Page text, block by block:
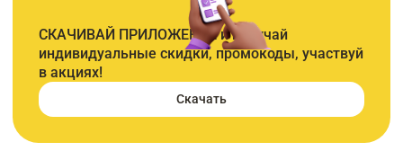
СКАЧИВАЙ ПРИЛОЖЕНИЕ и получай
индивидуальные скидки, промокоды, участвуй
в акциях!
Скачать